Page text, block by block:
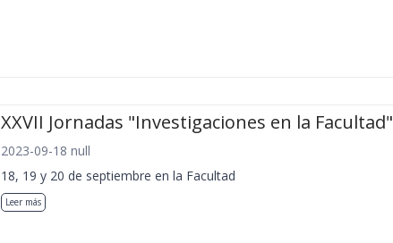
XXVII Jornadas "Investigaciones en la Facultad"
2023-09-18 null
18, 19 y 20 de septiembre en la Facultad
Leer más